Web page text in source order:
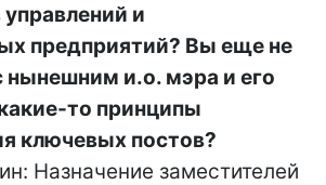
и
предприятий? Вы еще не
нынешним и.о. мэра и его
то принципы
ключевых постов?
Назначение заместителей